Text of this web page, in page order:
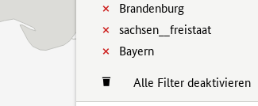
Brandenburg
sachsen__freistaat
Bayern
Alle Filter deaktivieren